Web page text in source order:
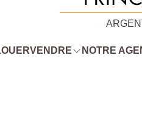
VENDRE NOTRE